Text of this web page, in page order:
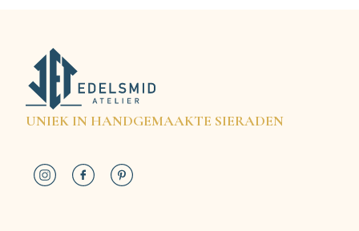
UNIEK IN HANDGEMAAKTE SIERADEN